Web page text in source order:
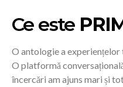
Ce este
O antologie a
O platformă
încercări am ajuns mari și